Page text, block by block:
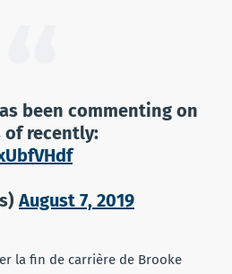
been commenting on
of recently:
August 7, 2019
la fin de carrière de Brooke